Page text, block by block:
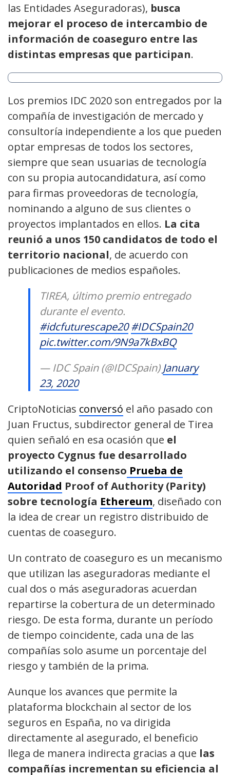
las Entidades Aseguradoras), busca
mejorar el proceso de intercambio de
información de coaseguro entre las
distintas empresas que participan.
Los premios IDC 2020 son entregados por la
compañía de investigación de mercado y
consultoría independiente a los que pueden
optar empresas de todos los sectores,
siempre que sean usuarias de tecnología
con su propia autocandidatura, así como
para firmas proveedoras de tecnología,
nominando a alguno de sus clientes o
proyectos implantados en ellos. La cita
reunió a unos 150 candidatos de todo el
territorio nacional, de acuerdo con
publicaciones de medios españoles.
TIREA, último premio entregado
durante el evento.
#idcfuturescape20 #IDCSpain20
pic.twitter.com/9N9a7kBxBQ
— IDC Spain (@IDCSpain) January
23, 2020
CriptoNoticias conversó el año pasado con
Juan Fructus, subdirector general de Tirea
quien señaló en esa ocasión que el
proyecto Cygnus fue desarrollado
utilizando el consenso Prueba de
Autoridad Proof of Authority (Parity)
sobre tecnología Ethereum, diseñado con
la idea de crear un registro distribuido de
cuentas de coaseguro.
Un contrato de coaseguro es un mecanismo
que utilizan las aseguradoras mediante el
cual dos o más aseguradoras acuerdan
repartirse la cobertura de un determinado
riesgo. De esta forma, durante un período
de tiempo coincidente, cada una de las
compañías solo asume un porcentaje del
riesgo y también de la prima.
Aunque los avances que permite la
plataforma blockchain al sector de los
seguros en España, no va dirigida
directamente al asegurado, el beneficio
llega de manera indirecta gracias a que las
compañías incrementan su eficiencia al